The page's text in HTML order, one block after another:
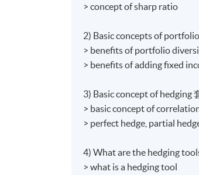
> concept of sharp ratio
2) Basic concepts of
> benefits of portfolio
> benefits of adding fixed
3) Basic concept of hedging
> basic concept of
> perfect hedge, partial
4) What are the hedging
> what is a hedging tool